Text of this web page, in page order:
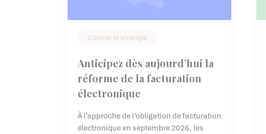
Conseil et stratégie
Anticipez dès aujourd’hui la
réforme de la facturation
électronique
À l’approche de l’obligation de facturation
électronique en septembre 2026, les